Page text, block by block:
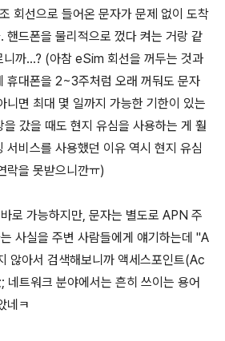
회선으로 들어온 문자가 문제 없이 도착
핸드폰을 물리적으로 껐다 켜는 거랑 같
니까…? (아참 eSim 회선을 꺼두는 것과
휴대폰을 2~3주처럼 오래 꺼둬도 문자
니면 최대 몇 일까지 가능한 기한이 있는
갔을 때도 현지 유심을 사용하는 게 훨
서비스를 사용했던 이유 역시 현지 유심
락을 못받으니깐ㅠ)
로 가능하지만, 문자는 별도로 APN 주
사실을 주변 사람들에게 얘기하는데 "A
않아서 검색해보니까 액세스포인트(Ac
트워크 분야에서는 흔히 쓰이는 용어
네ㅋ